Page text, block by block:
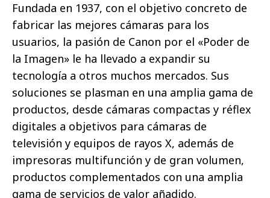
Fundada en 1937, con el objetivo concreto de
fabricar las mejores cámaras para los
usuarios, la pasión de Canon por el «Poder de
la Imagen» le ha llevado a expandir su
tecnología a otros muchos mercados. Sus
soluciones se plasman en una amplia gama de
productos, desde cámaras compactas y réflex
digitales a objetivos para cámaras de
televisión y equipos de rayos X, además de
impresoras multifunción y de gran volumen,
productos complementados con una amplia
gama de servicios de valor añadido.